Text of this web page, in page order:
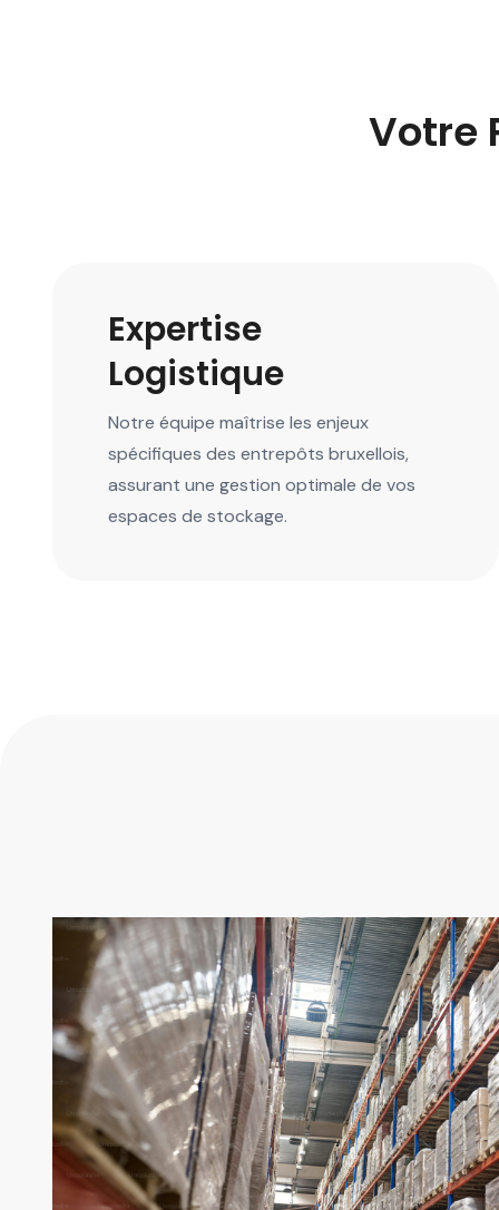
Votre
Expertise
Logistique
Notre équipe maîtrise les enjeux
spécifiques des entrepôts bruxellois,
assurant une gestion optimale de vos
espaces de stockage.